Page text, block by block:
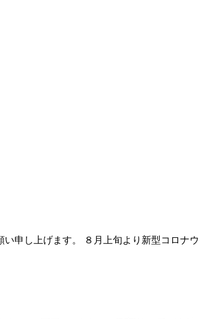
申し上げます。 ８月上旬より新型コロナウ